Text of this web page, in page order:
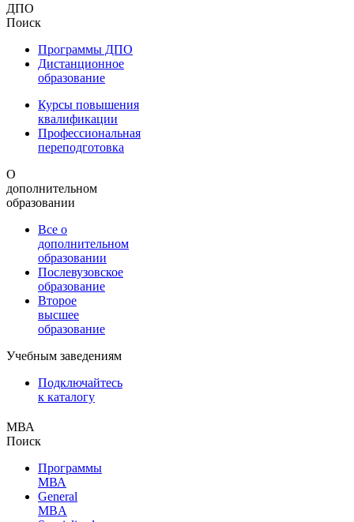
ДПО
Поиск
Программы ДПО
Дистанционное
образование
Курсы повышения
квалификации
Профессиональная
переподготовка
О
дополнительном
образовании
Все о
дополнительном
образовании
Послевузовское
образование
Второе
высшее
образование
Учебным заведениям
Подключайтесь
к каталогу
МВА
Поиск
Программы
МВА
General
MBA